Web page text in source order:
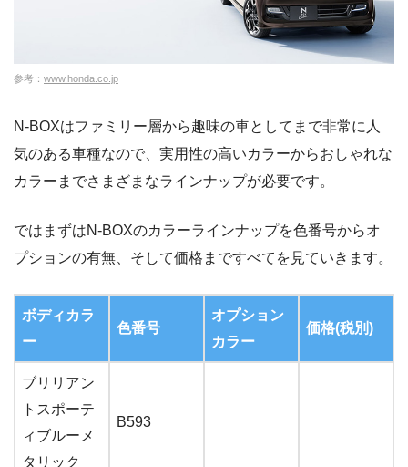
参考： www.honda.co.jp
N-BOXはファミリー層から趣味の車としてまで非常に人
気のある車種なので、実用性の高いカラーからおしゃれな
カラーまでさまざまなラインナップが必要です。
ではまずはN-BOXのカラーラインナップを色番号からオ
プションの有無、そして価格まですべてを見ていきます。
ボディカラ
ー
色番号
オプション
カラー
価格(税別)
ブリリアン
トスポーテ
ィブルーメ
タリック
B593